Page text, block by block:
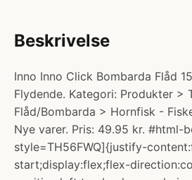
Beskrivelse
Inno Inno Click Bombarda Flåd
Flydende. Kategori: Produkter >
Flåd/Bombarda > Hornfisk -
Nye varer. Pris: 49.95 kr. #html-
style=TH56FWQ]{justify-
start;display:flex;flex-